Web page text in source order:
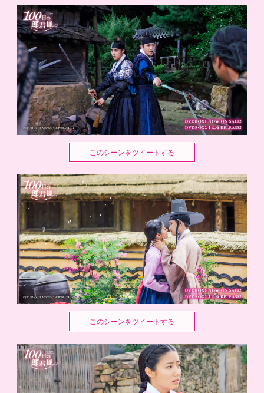
このシーンをツイートする
このシーンをツイートする